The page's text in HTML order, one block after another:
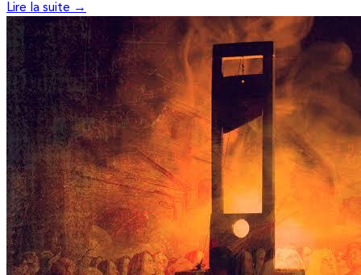
Lire la suite →